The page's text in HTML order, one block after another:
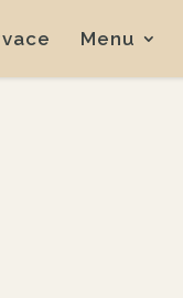
Menu